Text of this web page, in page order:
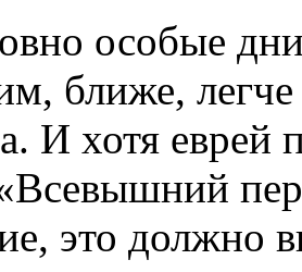
особые
ближе, легче
И хотя еврей
это должно